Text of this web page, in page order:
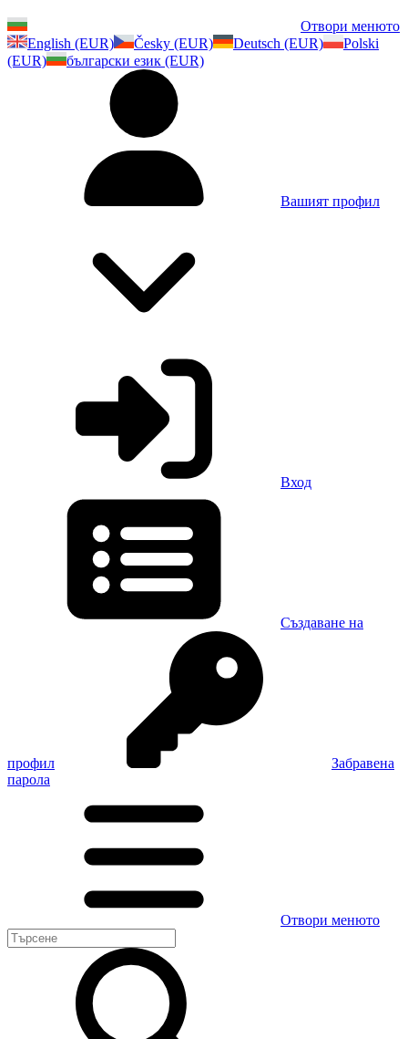
Отвори менюто
English (EUR)
Česky (EUR) Deutsch (EUR)
Polski
(EUR)
български език (EUR)
Вашият профил
Вход
Създаване на
профил
Забравена
парола
Отвори менюто